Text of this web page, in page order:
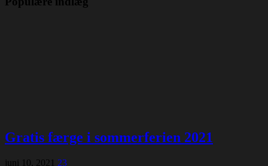
Gratis færge i sommerferien 2021
juni 10, 2021 23